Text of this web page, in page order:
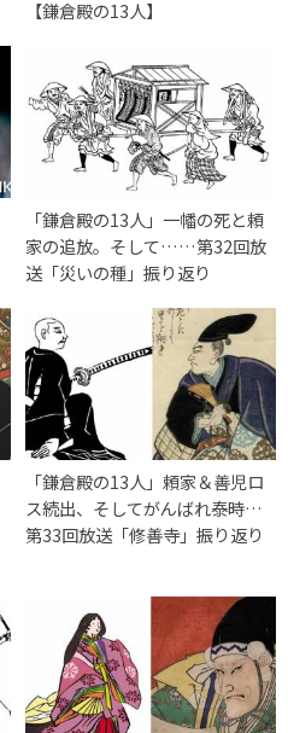
【鎌倉殿の13人】
「鎌倉殿の13人」一幡の死と頼
家の追放。そして……第32回放
送「災いの種」振り返り
「鎌倉殿の13人」頼家＆善児ロ
ス続出、そしてがんばれ泰時…
第33回放送「修善寺」振り返り